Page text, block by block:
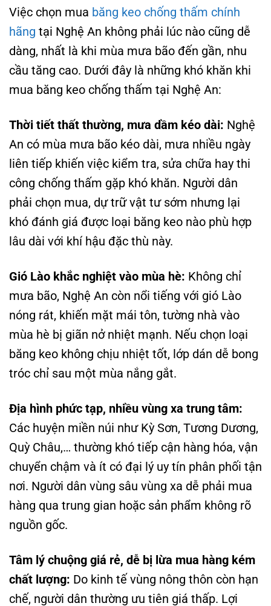
Việc chọn mua băng keo chống thấm chính
hãng tại Nghệ An không phải lúc nào cũng dễ
dàng, nhất là khi mùa mưa bão đến gần, nhu
cầu tăng cao. Dưới đây là những khó khăn khi
mua băng keo chống thấm tại Nghệ An:
Thời tiết thất thường, mưa dầm kéo dài: Nghệ
An có mùa mưa bão kéo dài, mưa nhiều ngày
liên tiếp khiến việc kiểm tra, sửa chữa hay thi
công chống thấm gặp khó khăn. Người dân
phải chọn mua, dự trữ vật tư sớm nhưng lại
khó đánh giá được loại băng keo nào phù hợp
lâu dài với khí hậu đặc thù này.
Gió Lào khắc nghiệt vào mùa hè: Không chỉ
mưa bão, Nghệ An còn nổi tiếng với gió Lào
nóng rát, khiến mặt mái tôn, tường nhà vào
mùa hè bị giãn nở nhiệt mạnh. Nếu chọn loại
băng keo không chịu nhiệt tốt, lớp dán dễ bong
tróc chỉ sau một mùa nắng gắt.
Địa hình phức tạp, nhiều vùng xa trung tâm:
Các huyện miền núi như Kỳ Sơn, Tương Dương,
Quỳ Châu,… thường khó tiếp cận hàng hóa, vận
chuyển chậm và ít có đại lý uy tín phân phối tận
nơi. Người dân vùng sâu vùng xa dễ phải mua
hàng qua trung gian hoặc sản phẩm không rõ
nguồn gốc.
Tâm lý chuộng giá rẻ, dễ bị lừa mua hàng kém
chất lượng: Do kinh tế vùng nông thôn còn hạn
chế, người dân thường ưu tiên giá thấp. Lợi